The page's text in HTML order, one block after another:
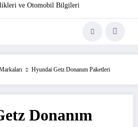
ve Otomobil Bilgileri
Hyundai Getz Donanım Paketleri
Donanım